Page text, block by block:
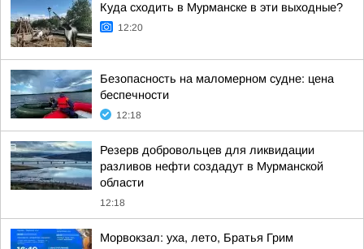
Куда сходить в Мурманске в эти выходные?
12:20
Безопасность на маломерном судне: цена
беспечности
12:18
Резерв добровольцев для ликвидации
разливов нефти создадут в Мурманской
области
12:18
Морвокзал: уха, лето, Братья Грим